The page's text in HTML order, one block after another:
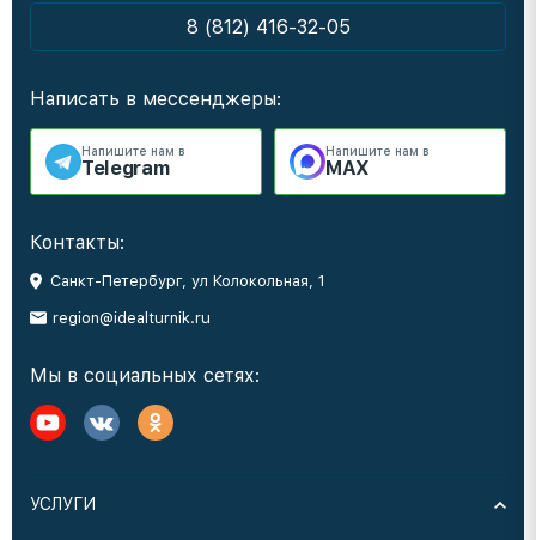
8 (812) 416-32-05
Написать в мессенджеры:
Напишите нам в
Telegram
Напишите нам в
MAX
Контакты:
Санкт-Петербург, ул Колокольная, 1
region@idealturnik.ru
Мы в социальных сетях:
УСЛУГИ